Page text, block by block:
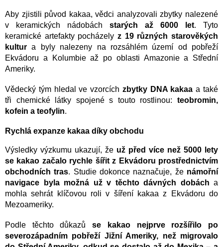
Aby zjistili původ kakaa, vědci analyzovali zbytky nalezené
v keramických nádobách starých až 6000 let. Tyto
keramické artefakty pocházely z 19 různých starověkých
kultur a byly nalezeny na rozsáhlém území od pobřeží
Ekvádoru a Kolumbie až po oblasti Amazonie a Střední
Ameriky.
Vědecký tým hledal ve vzorcích zbytky DNA kakaa a také
tři chemické látky spojené s touto rostlinou: teobromin,
kofein a teofylin.
Rychlá expanze kakaa díky obchodu
Výsledky výzkumu ukazují, že už před více než 5000 lety
se kakao začalo rychle šířit z Ekvádoru prostřednictvím
obchodních tras. Studie dokonce naznačuje, že námořní
navigace byla možná už v těchto dávných dobách a
mohla sehrát klíčovou roli v šíření kakaa z Ekvádoru do
Mezoameriky.
Podle těchto důkazůse kakao nejprve rozšířilo po
severozápadním pobřeží Jižní Ameriky, než migrovalo